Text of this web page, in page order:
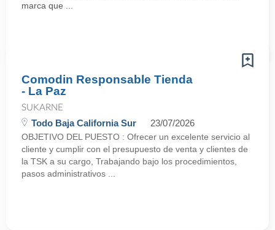
marca que ...
Comodin Responsable Tienda
- La Paz
SUKARNE
Todo Baja California Sur 23/07/2026
OBJETIVO DEL PUESTO : Ofrecer un excelente servicio al
cliente y cumplir con el presupuesto de venta y clientes de
la TSK a su cargo, Trabajando bajo los procedimientos,
pasos administrativos ...